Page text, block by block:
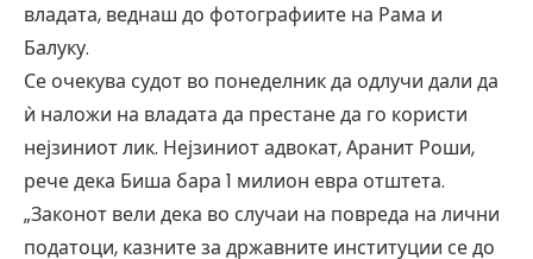
владата, веднаш до фотографиите на Рама и
Балуку.
Се очекува судот во понеделник да одлучи дали да
ѝ наложи на владата да престане да го користи
нејзиниот лик. Нејзиниот адвокат, Аранит Роши,
рече дека Биша бара 1 милион евра отштета.
„Законот вели дека во случаи на повреда на лични
податоци, казните за државните институции се до